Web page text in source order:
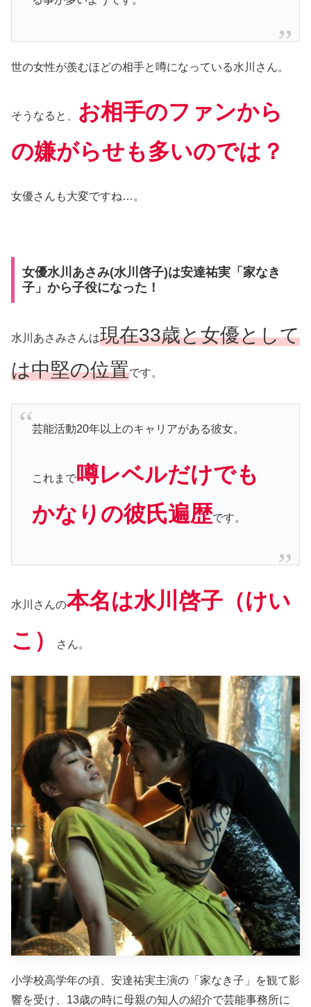
世の女性が羨むほどの相手と噂になっている水川さん。
そうなると、
お相手のファンから
の嫌がらせも多いのでは？
女優さんも大変ですね…。
女優水川あさみ(水川啓子)は安達祐実「家なき
子」から子役になった！
水川あさみさんは現在33歳と女優として
は中堅の位置です。
芸能活動20年以上のキャリアがある彼女。
これまで噂レベルだけでも
かなりの彼氏遍歴です。
水川さんの本名は水川啓子（けい
こ）
さん。
小学校高学年の頃、安達祐実主演の「家なき子」を観て影
響を受け、13歳の時に母親の知人の紹介で芸能事務所に